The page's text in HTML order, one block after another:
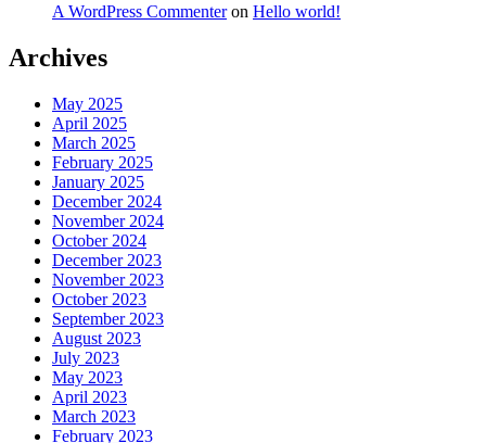
A WordPress Commenteron Hello world!
Archives
May 2025
April 2025
March 2025
February 2025
January 2025
December 2024
November 2024
October 2024
December 2023
November 2023
October 2023
September 2023
August 2023
July 2023
May 2023
April 2023
March 2023
February 2023